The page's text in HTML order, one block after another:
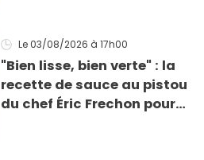
Le 03/08/2026 à 17h00
"Bien lisse, bien verte" : la
recette de sauce au pistou
du chef Éric Frechon pour